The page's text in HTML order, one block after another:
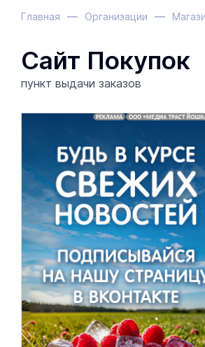
Главная Организации
Сайт Покупок
пункт выдачи заказов